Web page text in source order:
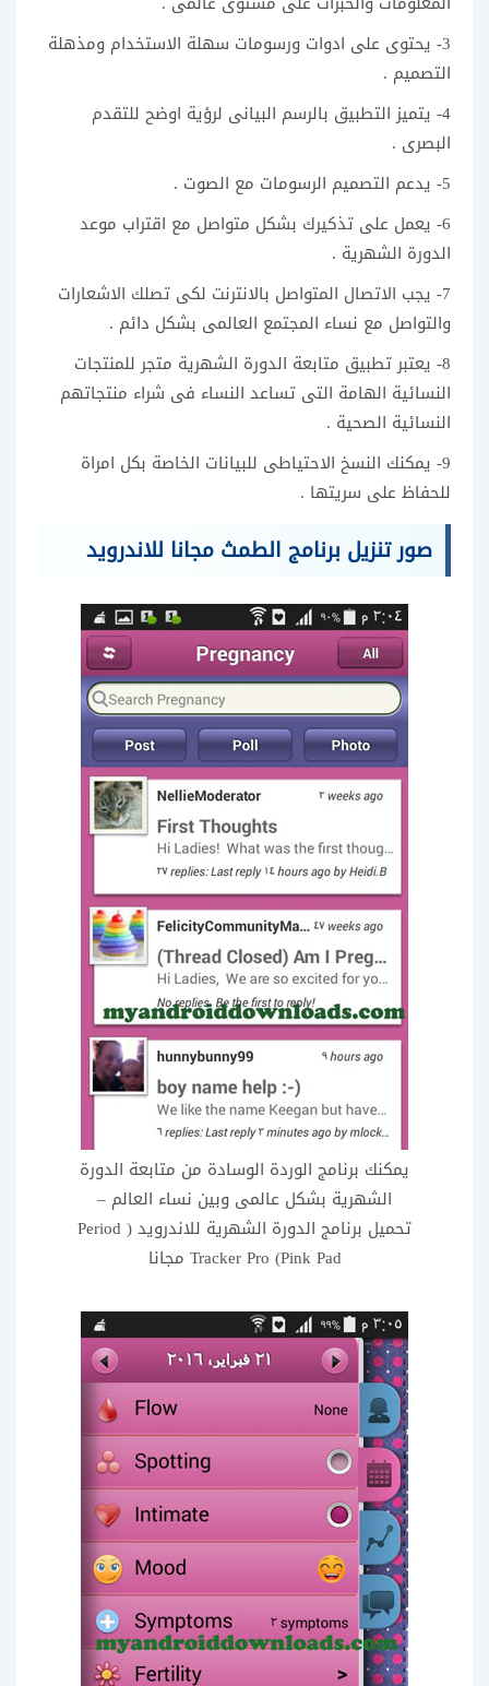
3- يحتوى على ادوات ورسومات سهلة الاستخدام ومذهلة
التصميم .
4- يتميز التطبيق بالرسم البيانى لرؤية اوضح للتقدم
البصرى .
5- يدعم التصميم الرسومات مع الصوت .
6- يعمل على تذكيرك بشكل متواصل مع اقتراب موعد
الدورة الشهرية .
7- يجب الاتصال المتواصل بالانترنت لكى تصلك الاشعارات
والتواصل مع نساء المجتمع العالمى بشكل دائم .
8- يعتبر تطبيق متابعة الدورة الشهرية متجر للمنتجات
النسائية الهامة التى تساعد النساء فى شراء منتجاتهم
النسائية الصحية .
9- يمكنك النسخ الاحتياطى للبيانات الخاصة بكل امراة
للحفاظ على سريتها .
صور تنزيل برنامج الطمث مجانا للاندرويد
يمكنك برنامج الوردة الوسادة من متابعة الدورة
الشهرية بشكل عالمى وبين نساء العالم –
تحميل برنامج الدورة الشهرية للاندرويد ( Period
Tracker Pro (Pink Pad مجانا